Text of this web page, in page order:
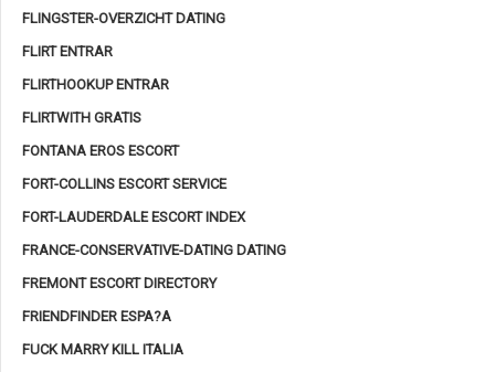
FLINGSTER-OVERZICHT DATING
FLIRT ENTRAR
FLIRTHOOKUP ENTRAR
FLIRTWITH GRATIS
FONTANA EROS ESCORT
FORT-COLLINS ESCORT SERVICE
FORT-LAUDERDALE ESCORT INDEX
FRANCE-CONSERVATIVE-DATING DATING
FREMONT ESCORT DIRECTORY
FRIENDFINDER ESPA?A
FUCK MARRY KILL ITALIA